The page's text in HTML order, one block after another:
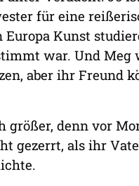
für eine
Kunst
war. Und
aber ihr Freund
größer, denn vor
gezerrt, als ihr